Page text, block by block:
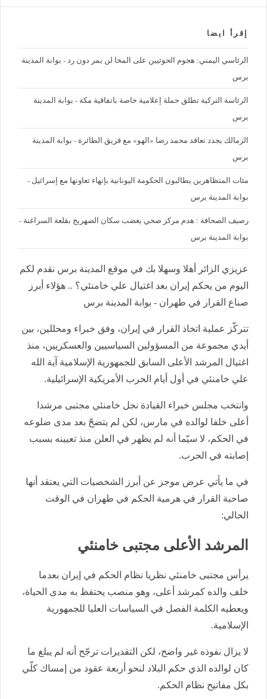
إقرأ ايضا
الرئاسي اليمني: هجوم الحوثيين على المخا لن يمر دون رد - بوابة المدينة
برس
الرئاسة التركية تطلق حملة إعلامية خاصة باتفاقية مكة - بوابة المدينة
برس
الزمالك يجدد تعاقد محمد رضا «الهو» مع فريق الطائرة - بوابة المدينة
برس
مئات المتظاهرين يطالبون الحكومة اليونانية بإنهاء تعاونها مع إسرائيل -
بوابة المدينة برس
رصيف الصحافة : هدم مركز صحي يغضب سكان الصهريج بقلعة السراغنة -
بوابة المدينة برس
عزيزي الزائر أهلا وسهلا بك في موقع المدينة برس نقدم لكم
اليوم من يحكم إيران بعد اغتيال علي خامنئي؟ .. هؤلاء أبرز
صناع القرار في طهران - بوابة المدينة برس
تتركّز عملية اتخاذ القرار في إيران، وفق خبراء ومحللين، بين
أيدي مجموعة من المسؤولين السياسيين والعسكريين، منذ
اغتيال المرشد الأعلى السابق للجمهورية الإسلامية آية الله
علي خامنئي في أول أيام الحرب الأمريكية الإسرائيلية.
وانتخب مجلس خبراء القيادة نجل خامنئي مجتبى مرشدا
أعلى خلفا لوالده في مارس، لكن لم يتضحّ بعد مدى ضلوعه
في الحكم، لا سيّما أنه لم يظهر في العلن منذ تعيينه بسبب
إصابته في الحرب.
في ما يأتي عرض موجز عن أبرز الشخصيات التي يعتقد أنها
صاحبة القرار في هرمية الحكم في طهران في الوقت
الحالي:
المرشد الأعلى مجتبى خامنئي
يرأس مجتبى خامنئي نظريا نظام الحكم في إيران بعدما
خلف والده كمرشد أعلى، وهو منصب يحتفظ به مدى الحياة،
ويعطيه الكلمة الفصل في السياسات العليا للجمهورية
الإسلامية.
لا يزال نفوذه غير واضح، لكن التقديرات ترجّح أنه لم يبلغ ما
كان لوالده الذي حكم البلاد لنحو أربعة عقود من إمساك كلّي
بكل مفاتيح نظام الحكم.